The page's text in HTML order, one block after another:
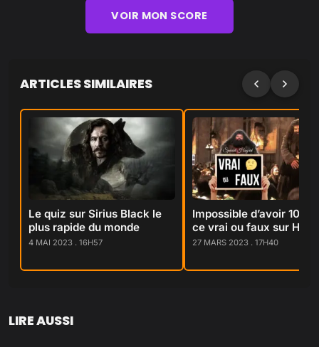
VOIR MON SCORE
ARTICLES SIMILAIRES
Le quiz sur Sirius Black le
plus rapide du monde
4 MAI 2023 . 16H57
Impossible d’avoir 10/10
ce vrai ou faux sur
27 MARS 2023 . 17H40
LIRE AUSSI